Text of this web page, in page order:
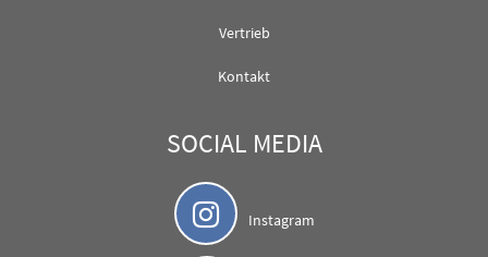
Vertrieb
Kontakt
SOCIAL MEDIA
Instagram